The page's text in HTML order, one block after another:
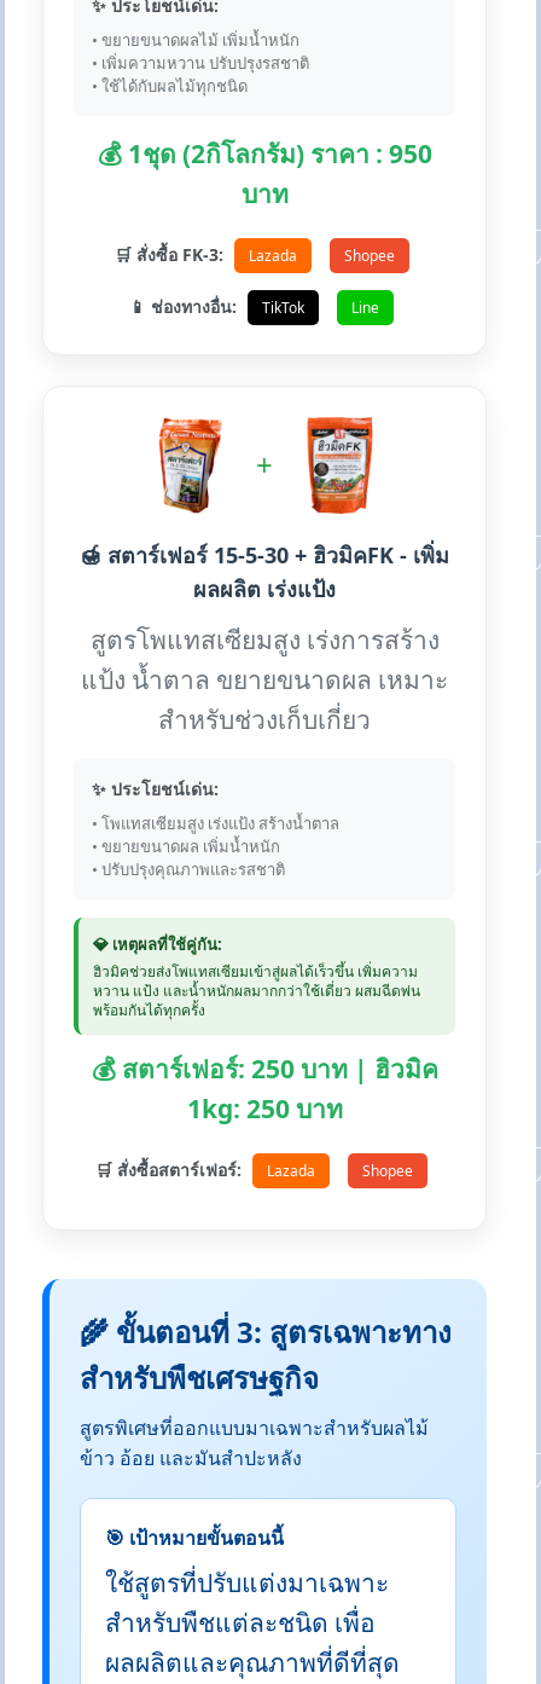
✨ ประโยชน์เด่น:
• ขยายขนาดผลไม้ เพิ่มน้ำหนัก
• เพิ่มความหวาน ปรับปรุงรสชาติ
• ใช้ได้กับผลไม้ทุกชนิด
💰 1ชุด (2กิโลกรัม) ราคา : 950
บาท
🛒 สั่งซื้อ FK-3: Lazada Shopee
📱 ช่องทางอื่น: TikTok Line
+
🍯 สตาร์เฟอร์ 15-5-30 + ฮิวมิคFK - เพิ่ม
ผลผลิต เร่งแป้ง
สูตรโพแทสเซียมสูง เร่งการสร้าง
แป้ง น้ำตาล ขยายขนาดผล เหมาะ
สำหรับช่วงเก็บเกี่ยว
✨ ประโยชน์เด่น:
• โพแทสเซียมสูง เร่งแป้ง สร้างน้ำตาล
• ขยายขนาดผล เพิ่มน้ำหนัก
• ปรับปรุงคุณภาพและรสชาติ
💎 เหตุผลที่ใช้คู่กัน:
ฮิวมิคช่วยส่งโพแทสเซียมเข้าสู่ผลได้เร็วขึ้น เพิ่มความ
หวาน แป้ง และน้ำหนักผลมากกว่าใช้เดี่ยว ผสมฉีดพ่น
พร้อมกันได้ทุกครั้ง
💰 สตาร์เฟอร์: 250 บาท | ฮิวมิค
1kg: 250 บาท
🛒 สั่งซื้อสตาร์เฟอร์: Lazada Shopee
🌾 ขั้นตอนที่ 3: สูตรเฉพาะทาง
สำหรับพืชเศรษฐกิจ
สูตรพิเศษที่ออกแบบมาเฉพาะสำหรับผลไม้
ข้าว อ้อย และมันสำปะหลัง
🎯 เป้าหมายขั้นตอนนี้
ใช้สูตรที่ปรับแต่งมาเฉพาะ
สำหรับพืชแต่ละชนิด เพื่อ
ผลผลิตและคุณภาพที่ดีที่สุด